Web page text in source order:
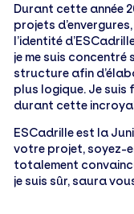
Durant cette année
projets
l’identité
je me suis concentré
structure afin
plus logique. Je suis
durant cette
ESCadrille est la
votre projet, soyez-
totalement
je suis sûr, saura